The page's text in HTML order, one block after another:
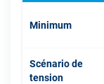
Minimum
Scénario de
tension